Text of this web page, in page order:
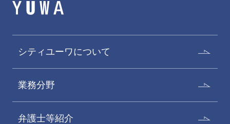
シティユーワについて
業務分野
弁護士等紹介